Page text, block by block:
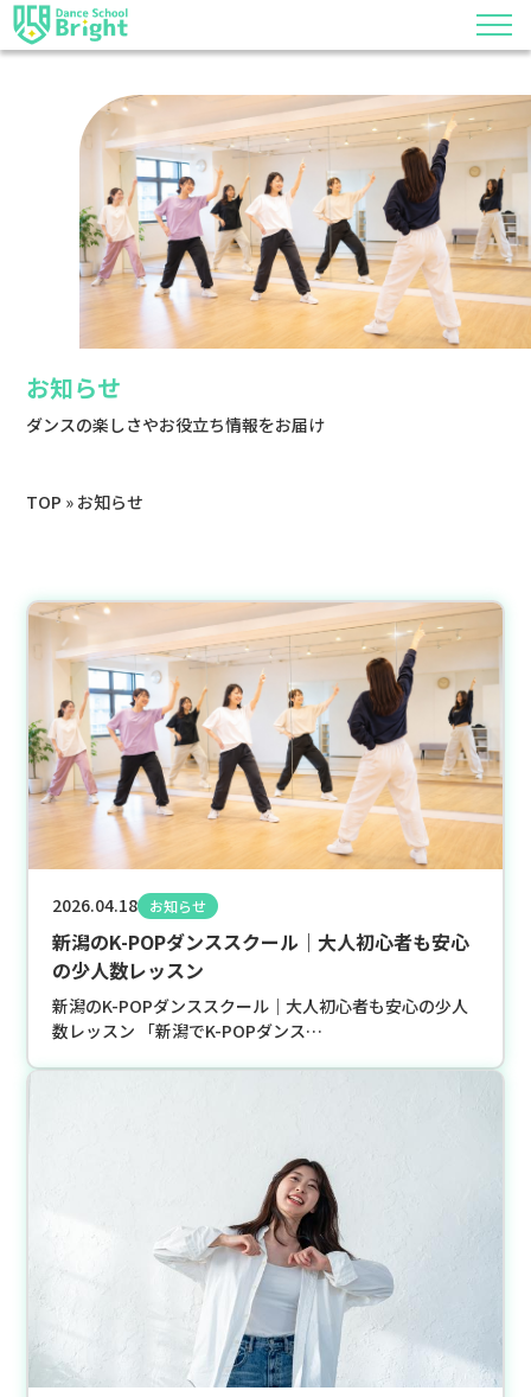
お知らせ
ダンスの楽しさやお役立ち情報をお届け
TOP » お知らせ
2026.04.18 お知らせ
新潟のK-POPダンススクール｜大人初心者も安心
の少人数レッスン
新潟のK-POPダンススクール｜大人初心者も安心の少人
数レッスン 「新潟でK-POPダンス…